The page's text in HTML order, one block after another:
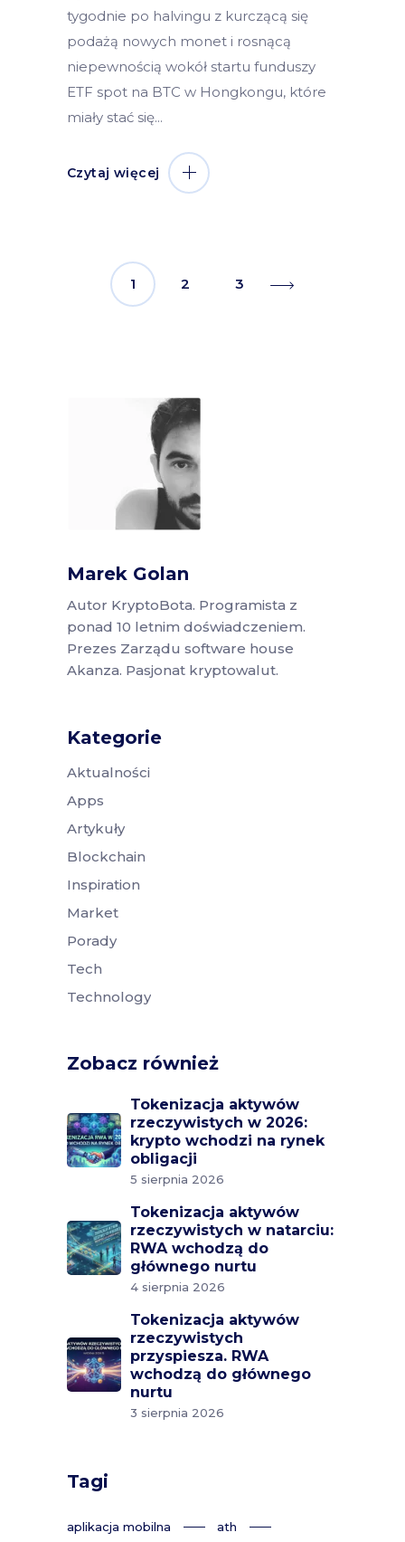
tygodnie po halvingu z kurczącą się
podażą nowych monet i rosnącą
niepewnością wokół startu funduszy
ETF spot na BTC w Hongkongu, które
miały stać się
Czytaj więcej
1 2 3
Marek Golan
Autor KryptoBota. Programista z
ponad 10 letnim doświadczeniem.
Prezes Zarządu software house
Akanza. Pasjonat kryptowalut.
Kategorie
Aktualności
Apps
Artykuły
Blockchain
Inspiration
Market
Porady
Tech
Technology
Zobacz również
Tokenizacja aktywów
rzeczywistych w 2026:
krypto wchodzi na rynek
obligacji
5 sierpnia 2026
Tokenizacja aktywów
rzeczywistych w natarciu:
RWA wchodzą do
głównego nurtu
4 sierpnia 2026
Tokenizacja aktywów
rzeczywistych
przyspiesza. RWA
wchodzą do głównego
nurtu
3 sierpnia 2026
Tagi
aplikacja mobilna ath